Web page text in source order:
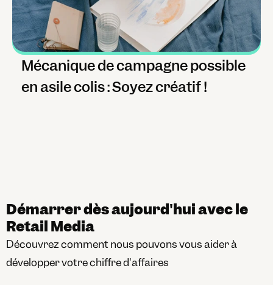
Mécanique de campagne possible
en asile colis : Soyez créatif !
Démarrer dès aujourd'hui avec le
Retail Media
Découvrez comment nous pouvons vous aider à
développer votre chiffre d'affaires